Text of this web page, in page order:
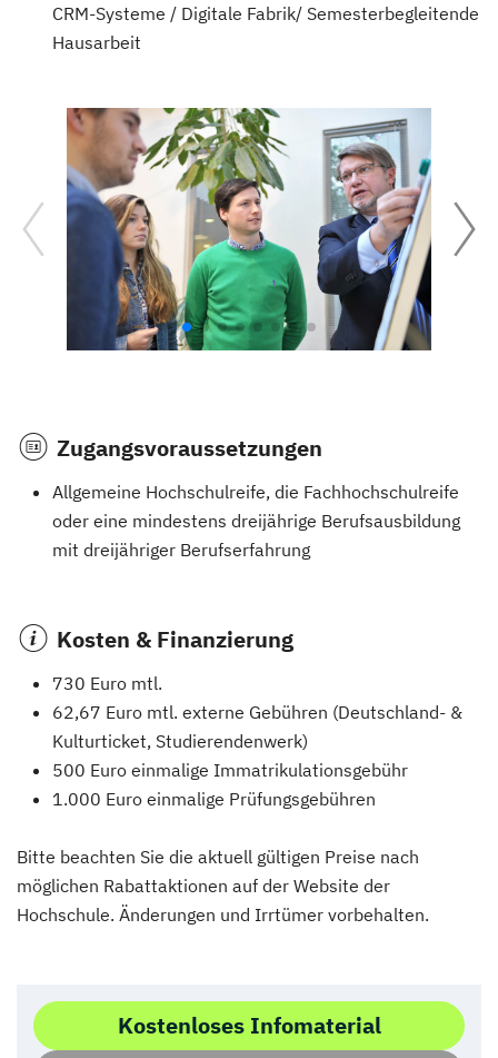
CRM-Systeme / Digitale Fabrik/ Semesterbegleitende
Hausarbeit
Zugangsvoraussetzungen
Allgemeine Hochschulreife, die Fachhochschulreife
oder eine mindestens dreijährige Berufsausbildung
mit dreijähriger Berufserfahrung
Kosten & Finanzierung
730 Euro mtl.
62,67 Euro mtl. externe Gebühren (Deutschland- &
Kulturticket, Studierendenwerk)
500 Euro einmalige Immatrikulationsgebühr
1.000 Euro einmalige Prüfungsgebühren
Bitte beachten Sie die aktuell gültigen Preise nach
möglichen Rabattaktionen auf der Website der
Hochschule. Änderungen und Irrtümer vorbehalten.
Kostenloses Infomaterial